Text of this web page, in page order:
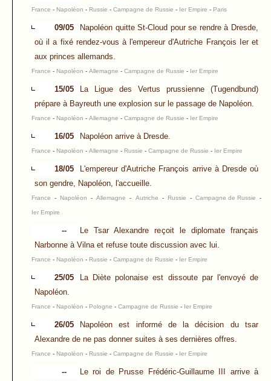
France - Napoléon - Russie - Campagne de Russie - Ier Empire - Paris
09/05
Napoléon quitte St-Cloud pour se rendre à Dresde,
où il a fixé rendez-vous à l'empereur d'Autriche François Ier et
aux princes allemands.
France - Napoléon - Allemagne - Campagne de Russie - Ier Empire
15/05
La Ligue des Vertus prussienne (Tugendbund)
prépare à Bayreuth une explosion sur le passage de Napoléon.
France - Napoléon - Allemagne - Campagne de Russie - Ier Empire
16/05 Napoléon arrive à Dresde.
France - Napoléon - Allemagne - Russie - Campagne de Russie - Ier Empire
18/05
L'empereur d'Autriche François arrive à Dresde où
son gendre, Napoléon, l'accueille.
France - Napoléon -Allemagne - Autriche - Russie - Campagne de Russie -
Ier Empire
--
Le Tsar Alexandre reçoit le diplomate français
Narbonne à Vilna et refuse toute discussion avec lui.
France - Napoléon - Russie - Campagne de Russie - Ier Empire
25/05
La Diète polonaise est dissoute par l'envoyé de
Napoléon.
France - Napoléon - Pologne - Campagne de Russie - Ier Empire
26/05
Napoléon est informé de la décision du tsar
Alexandre de ne pas donner suites à ses dernières offres.
France - Napoléon - Russie - Campagne de Russie - Ier Empire
--
Le roi de Prusse Frédéric-Guillaume III arrive à